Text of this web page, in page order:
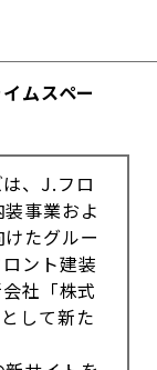
ムスペー
、J.フロ
事業およ
たグルー
ント建装
社「株式
して新た